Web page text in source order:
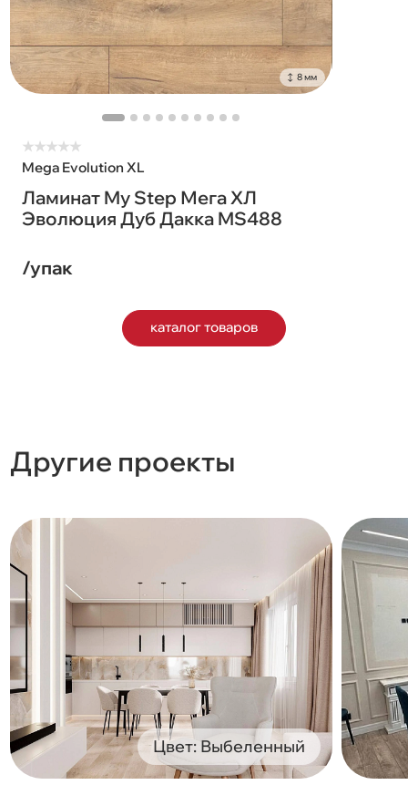
8 мм
★★★★★
Mega Evolution XL
Ламинат My Step Мега ХЛ
Эволюция Дуб Дакка MS488
/упак
каталог товаров
Другие проекты
Цвет: Выбеленный